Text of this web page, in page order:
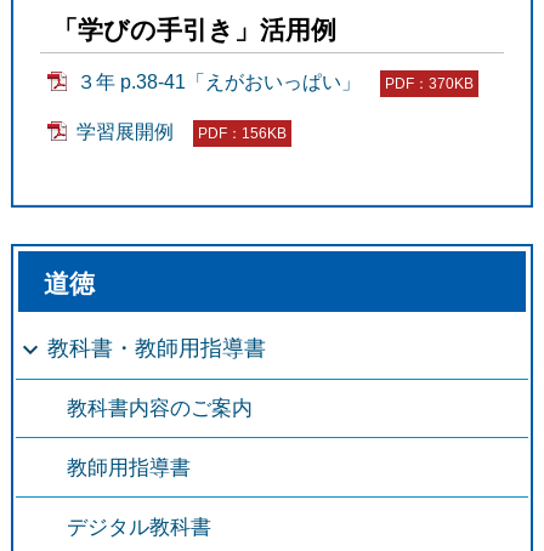
「学びの手引き」活用例
３年 p.38-41「えがおいっぱい」 PDF：370KB
学習展開例 PDF：156KB
道徳
教科書・教師用指導書
教科書内容のご案内
教師用指導書
デジタル教科書